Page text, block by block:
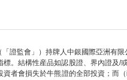
證監會」）持牌人中銀國際亞洲有
。結構性産品如認股證、界內證及
者會損失於牛熊證的全部投資；而